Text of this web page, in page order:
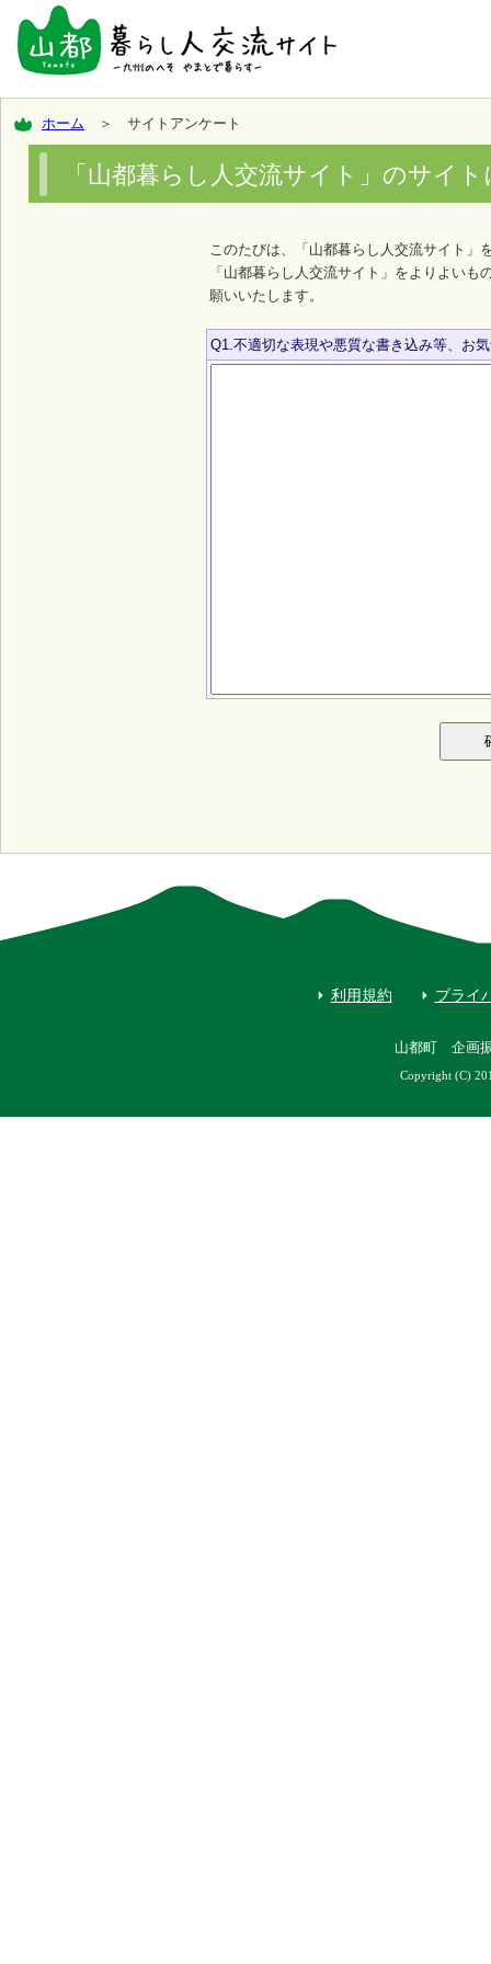
ホーム ＞ サイトアンケート
「山都暮らし人交流サイト」のサイ
このたびは、「山都暮らし人交流サイト」
「山都暮らし人交流サイト」をよりよい
願いいたします。
Q1.不適切な表現や悪質な書き込み等、お
利用規約 プライ
山都町 企画
Copyright (C)